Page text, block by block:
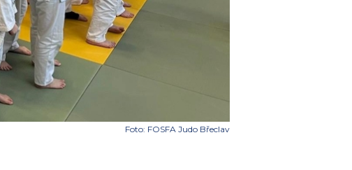
Foto: FOSFA Judo Břeclav